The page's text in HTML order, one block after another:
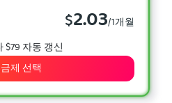
$2.03/1개월
$79 자동 갱신
제 선택